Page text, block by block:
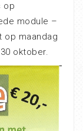
op
module –
maandag
oktober.